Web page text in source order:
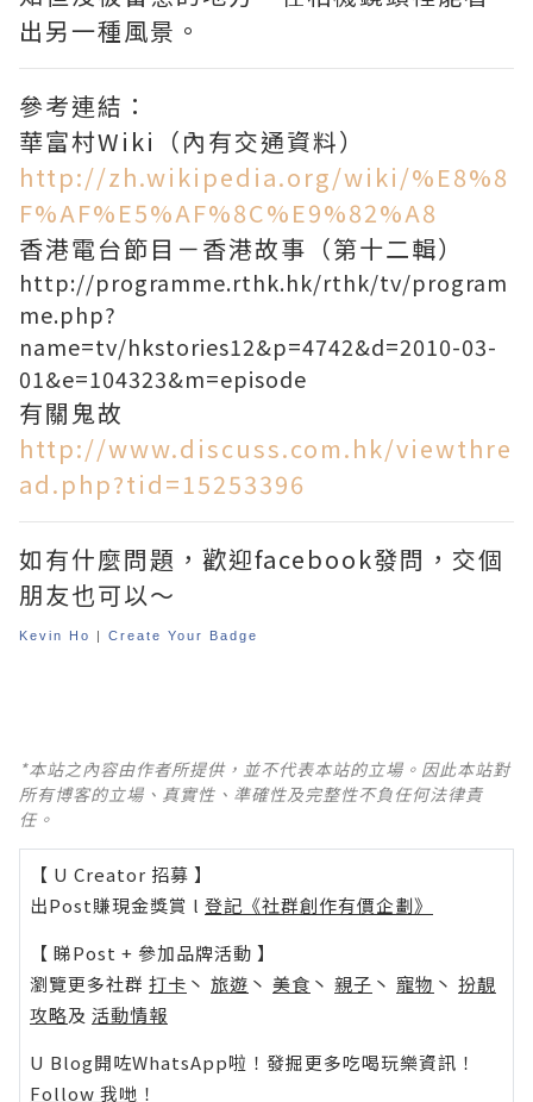
出另一種風景。
參考連結：
華富村Wiki（內有交通資料）
http://zh.wikipedia.org/wiki/%E8%8
F%AF%E5%AF%8C%E9%82%A8
香港電台節目－香港故事（第十二輯）
http://programme.rthk.hk/rthk/tv/program
me.php?
name=tv/hkstories12&p=4742&d=2010-03-
01&e=104323&m=episode
有關鬼故
http://www.discuss.com.hk/viewthre
ad.php?tid=15253396
如有什麼問題，歡迎facebook發問，交個
朋友也可以～
Kevin Ho | Create Your Badge
*本站之內容由作者所提供，並不代表本站的立場。因此本站對
所有博客的立場、真實性、準確性及完整性不負任何法律責
任。
【 U Creator 招募 】
出Post賺現金獎賞 l 登記《社群創作有價企劃》
【 睇Post + 參加品牌活動 】
瀏覽更多社群 打卡 丶 旅遊 丶 美食 丶 親子 丶 寵物 丶 扮靚
攻略及 活動情報
U Blog開咗WhatsApp啦！發掘更多吃喝玩樂資訊！
Follow 我哋 ！